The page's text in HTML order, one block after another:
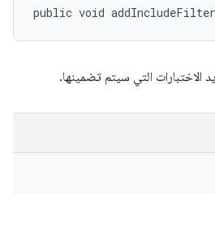
public void
التي سيتم تضمينها.